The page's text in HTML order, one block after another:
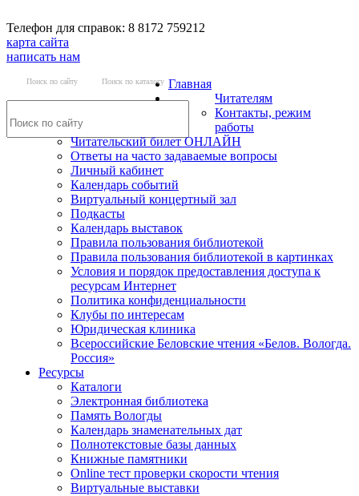
Телефон для справок: 8 8172 759212
карта сайта
написать нам
Поиск по сайту Поиск по каталогу Главная
Читателям
Контакты, режим
работы
Читательский билет ОНЛАЙН
Ответы на часто задаваемые вопросы
Личный кабинет
Календарь событий
Виртуальный концертный зал
Подкасты
Календарь выставок
Правила пользования библиотекой
Правила пользования библиотекой в картинках
Условия и порядок предоставления доступа к
ресурсам Интернет
Политика конфиденциальности
Клубы по интересам
Юридическая клиника
Всероссийские Беловские чтения «Белов. Вологда.
Россия»
Ресурсы
Каталоги
Электронная библиотека
Память Вологды
Календарь знаменательных дат
Полнотекстовые базы данных
Книжные памятники
Online тест проверки скорости чтения
Виртуальные выставки